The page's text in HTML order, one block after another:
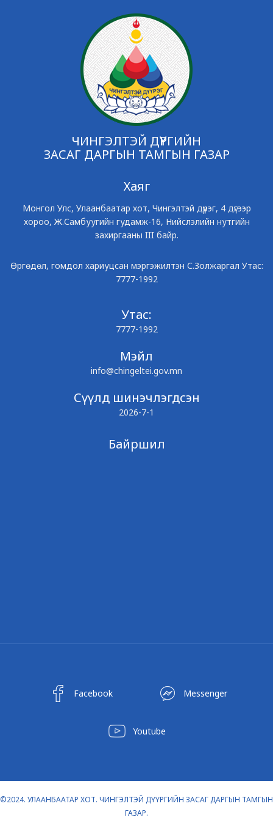
ЧИНГЭЛТЭЙ ДҮҮРГИЙН
ЗАСАГ ДАРГЫН ТАМГЫН ГАЗАР
Хаяг
Монгол Улс, Улаанбаатар хот, Чингэлтэй дүүрэг, 4 дүгээр
хороо, Ж.Самбуугийн гудамж-16, Нийслэлийн нутгийн
захиргааны III байр.
Өргөдөл, гомдол хариуцсан мэргэжилтэн С.Золжаргал Утас:
7777-1992
Утас:
7777-1992
Мэйл
info@chingeltei.gov.mn
Сүүлд шинэчлэгдсэн
2026-7-1
Байршил
Facebook Messenger
Youtube
©2024. УЛААНБААТАР ХОТ. ЧИНГЭЛТЭЙ ДҮҮРГИЙН ЗАСАГ ДАРГЫН ТАМГЫН
ГАЗАР.